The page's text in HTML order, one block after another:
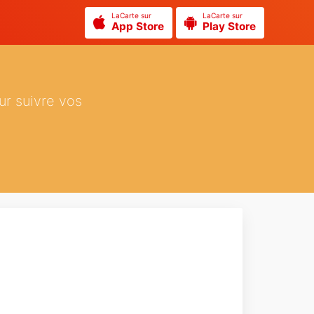
LaCarte sur
App Store
LaCarte sur
Play Store
suivre vos